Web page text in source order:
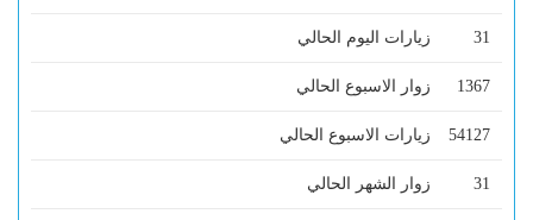
31 زيارات اليوم الحالي
1367 زوار الاسبوع الحالي
54127 زيارات الاسبوع الحالي
31 زوار الشهر الحالي